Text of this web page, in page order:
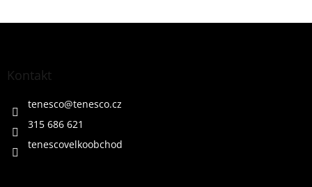
Z
Kontakt
tenesco@tenesco.cz
315 686 621
tenescovelkoobchod